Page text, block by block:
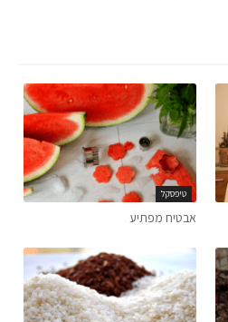
טיפסקל
אבטיח מפתיע